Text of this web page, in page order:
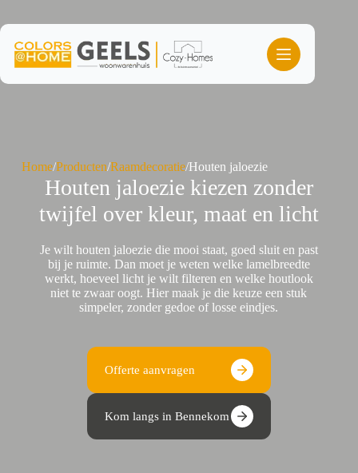
de
inhoud
Home/Producten/Raamdecoratie/Houten jaloezie
Houten jaloezie kiezen zonder
twijfel over kleur, maat en licht
Je wilt houten jaloezie die mooi staat, goed sluit en past
bij je ruimte. Dan moet je weten welke lamelbreedte
werkt, hoeveel licht je wilt filteren en welke houtlook
niet te zwaar oogt. Hier maak je die keuze een stuk
simpeler, zonder gedoe of losse eindjes.
Offerte aanvragen
Kom langs in Bennekom